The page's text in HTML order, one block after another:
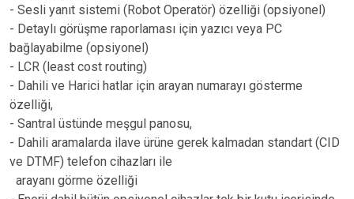
- Sesli yanıt sistemi (Robot Operatör) özelliği (opsiyonel)
- Detaylı görüşme raporlaması için yazıcı veya PC
bağlayabilme (opsiyonel)
- LCR (least cost routing)
- Dahili ve Harici hatlar için arayan numarayı gösterme
özelliği,
- Santral üstünde meşgul panosu,
- Dahili aramalarda ilave ürüne gerek kalmadan standart (CID
ve DTMF) telefon cihazları ile
arayanı görme özelliği